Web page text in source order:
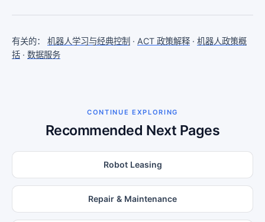
有关的： 机器人学习与经典控制 · ACT 政策解释 · 机器人政策概
括 · 数据服务
CONTINUE EXPLORING
Recommended Next Pages
Robot Leasing
Repair & Maintenance